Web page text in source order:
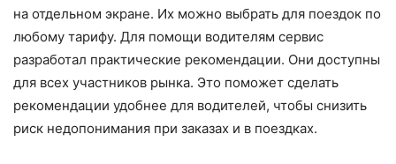
на отдельном экране. Их можно выбрать для поездок по
любому тарифу. Для помощи водителям сервис
разработал практические рекомендации. Они доступны
для всех участников рынка. Это поможет сделать
рекомендации удобнее для водителей, чтобы снизить
риск недопонимания при заказах и в поездках.